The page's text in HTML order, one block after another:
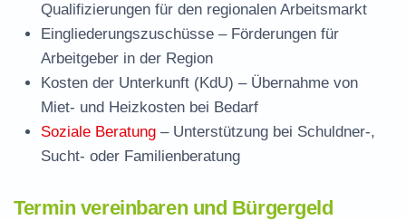
Qualifizierungen für den regionalen Arbeitsmarkt
Eingliederungszuschüsse – Förderungen für
Arbeitgeber in der Region
Kosten der Unterkunft (KdU) – Übernahme von
Miet- und Heizkosten bei Bedarf
Soziale Beratung – Unterstützung bei Schuldner-,
Sucht- oder Familienberatung
Termin vereinbaren und Bürgergeld